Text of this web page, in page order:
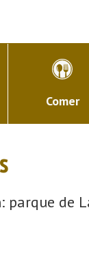
Comer
de